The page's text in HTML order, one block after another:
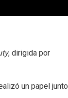
, dirigida por
un papel junto